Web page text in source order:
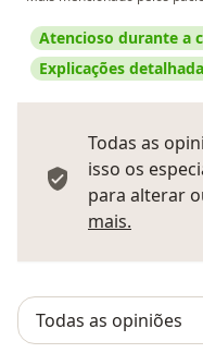
Atencioso durante a
Explicações
Todas as
isso os
para alterar
mais.